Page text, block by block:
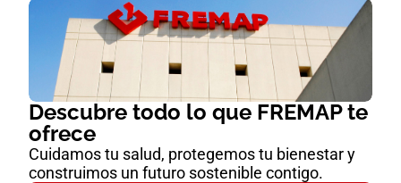
Descubre todo lo que FREMAP te
ofrece
Cuidamos tu salud, protegemos tu bienestar y
construimos un futuro sostenible contigo.